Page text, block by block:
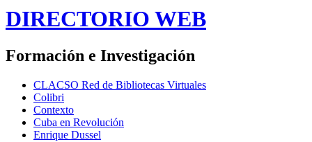
DIRECTORIO WEB
Formación e Investigación
CLACSO Red de Bibliotecas Virtuales
Colibri
Contexto
Cuba en Revolución
Enrique Dussel